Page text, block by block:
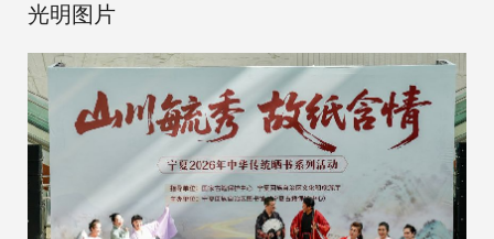
光明图片